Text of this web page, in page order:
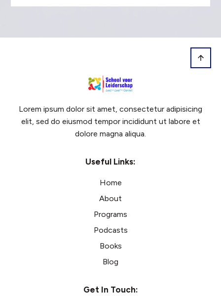
Lorem ipsum dolor sit amet, consectetur adipisicing
elit, sed do eiusmod tempor incididunt ut labore et
dolore magna aliqua.
Useful Links:
Home
About
Programs
Podcasts
Books
Blog
Get In Touch: